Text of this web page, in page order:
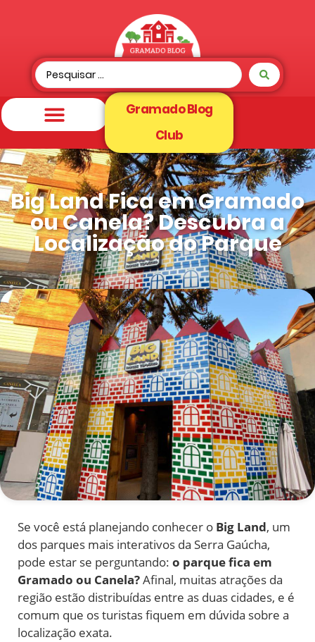
Gramado Blog
Club
Big Land Fica em Gramado
ou Canela? Descubra a
Localização do Parque
Se você está planejando conhecer o Big Land, um
dos parques mais interativos da Serra Gaúcha,
pode estar se perguntando: o parque fica em
Gramado ou Canela?Afinal, muitas atrações da
região estão distribuídas entre as duas cidades, e é
comum que os turistas fiquem em dúvida sobre a
localização exata.